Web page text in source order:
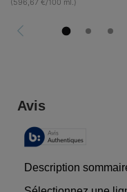
(596,67 €/100 ml.)